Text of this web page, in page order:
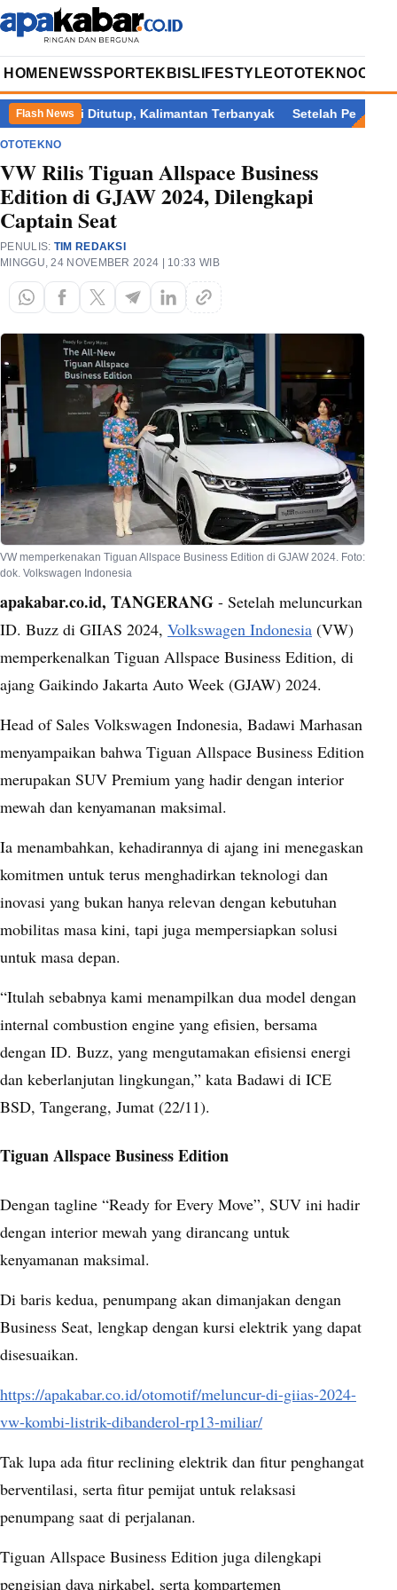
HOME NEWSSPORT EKBIS LIFESTYLEOTOTEKNOOPINI
Flash News
Resmi Ditutup, Kalimantan Terbanyak Setelah Perry Warjiyo
OTOTEKNO
VW Rilis Tiguan Allspace Business
Edition di GJAW 2024, Dilengkapi
Captain Seat
PENULIS: TIM REDAKSI
MINGGU, 24 NOVEMBER 2024 | 10:33 WIB
VW memperkenakan Tiguan Allspace Business Edition di GJAW 2024. Foto:
dok. Volkswagen Indonesia
apakabar.co.id, TANGERANG - Setelah meluncurkan
ID. Buzz di GIIAS 2024, Volkswagen Indonesia (VW)
memperkenalkan Tiguan Allspace Business Edition, di
ajang Gaikindo Jakarta Auto Week (GJAW) 2024.
Head of Sales Volkswagen Indonesia, Badawi Marhasan
menyampaikan bahwa Tiguan Allspace Business Edition
merupakan SUV Premium yang hadir dengan interior
mewah dan kenyamanan maksimal.
Ia menambahkan, kehadirannya di ajang ini menegaskan
komitmen untuk terus menghadirkan teknologi dan
inovasi yang bukan hanya relevan dengan kebutuhan
mobilitas masa kini, tapi juga mempersiapkan solusi
untuk masa depan.
“Itulah sebabnya kami menampilkan dua model dengan
internal combustion engine yang efisien, bersama
dengan ID. Buzz, yang mengutamakan efisiensi energi
dan keberlanjutan lingkungan,” kata Badawi di ICE
BSD, Tangerang, Jumat (22/11).
Tiguan Allspace Business Edition
Dengan tagline “Ready for Every Move”, SUV ini hadir
dengan interior mewah yang dirancang untuk
kenyamanan maksimal.
Di baris kedua, penumpang akan dimanjakan dengan
Business Seat, lengkap dengan kursi elektrik yang dapat
disesuaikan.
https://apakabar.co.id/otomotif/meluncur-di-giias-2024-
vw-kombi-listrik-dibanderol-rp13-miliar/
Tak lupa ada fitur reclining elektrik dan fitur penghangat
berventilasi, serta fitur pemijat untuk relaksasi
penumpang saat di perjalanan.
Tiguan Allspace Business Edition juga dilengkapi
pengisian daya nirkabel, serta kompartemen